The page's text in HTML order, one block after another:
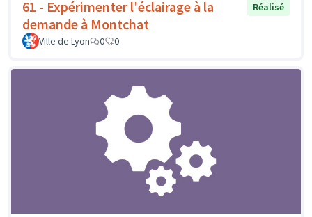
61 - Expérimenter l'éclairage à la
demande à Montchat
Réalisé
Ville de Lyon 0 0